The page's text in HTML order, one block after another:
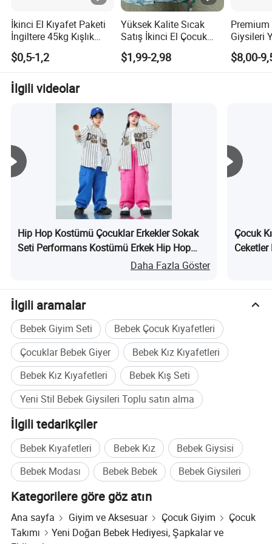
bir şekilde işbirliği yapmak istiyor. Yüksek kaliteli ürünler
ve en iyi hizmet sunarız. Birlikte yaşam, birlikte refah ve
kazançlı çlı bir iş modeli açabileceğimizi ve birlikte daha
iyi bir gelecek oluşturabileceğimizi umuyoruz.
İkinci El Kıyafet Paketi
İngiltere 45kg Kışlık
Kullanılmış Kıyafetler
ve Ayakkabılar
Konteyneri Erkekler,
Kadınlar ve Çocuklar
İçin Çin'den
$0,5-1,2
Yüksek Kalite Sıcak
Satış İkinci El Çocuk
Yaz Kıyafetleri
Kullanılmış Kıyafetler
$1,99-2,98
Premium
Giysileri
Seti
$8,00-
İlgili videolar
Hip Hop Kostümü Çocuklar Erkekler Sokak
Seti Performans Kostümü Erkek Hip Hop
Kızlar Caz Dans Kostümü nedir?Daha Fazla Göster
Çocuk
İlgili aramalar
Bebek Giyim Seti
Bebek Çocuk Kıyafetleri
Çocuklar Bebek Giyer
Bebek Kız Kıyafetleri
Bebek Kız Kıyafetleri
Bebek Kış Seti
Yeni Stil Bebek Giysileri Toplu satın alma
İlgili tedarikçiler
Bebek Kıyafetleri Bebek Kız
Bebek Giysisi
Bebek Modası
Bebek Bebek Bebek Giysileri
Kategorilere göre göz atın
Ana sayfa Giyim ve Aksesuar Çocuk Giyim
Çocuk
Takımı
Yeni Doğan Bebek Hediyesi, Şapkalar ve